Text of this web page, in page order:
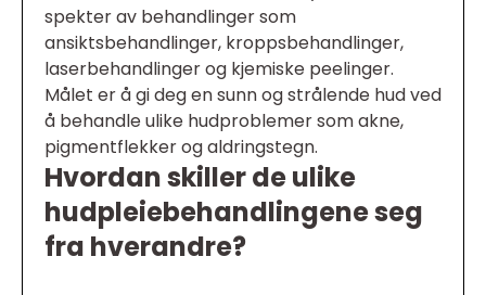
spekter av behandlinger som
ansiktsbehandlinger, kroppsbehandlinger,
laserbehandlinger og kjemiske peelinger.
Målet er å gi deg en sunn og strålende hud ved
å behandle ulike hudproblemer som akne,
pigmentflekker og aldringstegn.
Hvordan skiller de ulike
hudpleiebehandlingene seg
fra hverandre?